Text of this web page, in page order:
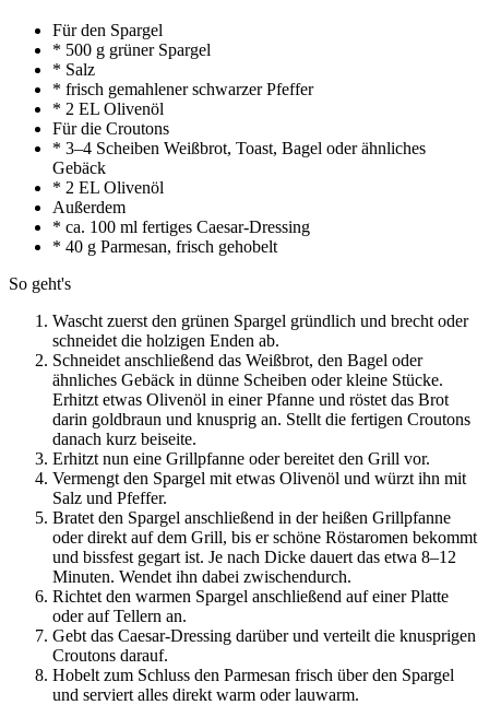
Für den Spargel
* 500 g grüner Spargel
* Salz
* frisch gemahlener schwarzer Pfeffer
* 2 EL Olivenöl
Für die Croutons
* 3–4 Scheiben Weißbrot, Toast, Bagel oder ähnliches
Gebäck
* 2 EL Olivenöl
Außerdem
* ca. 100 ml fertiges Caesar-Dressing
* 40 g Parmesan, frisch gehobelt
So geht's
Wascht zuerst den grünen Spargel gründlich und brecht oder
schneidet die holzigen Enden ab.
Schneidet anschließend das Weißbrot, den Bagel oder
ähnliches Gebäck in dünne Scheiben oder kleine Stücke.
Erhitzt etwas Olivenöl in einer Pfanne und röstet das Brot
darin goldbraun und knusprig an. Stellt die fertigen Croutons
danach kurz beiseite.
Erhitzt nun eine Grillpfanne oder bereitet den Grill vor.
Vermengt den Spargel mit etwas Olivenöl und würzt ihn mit
Salz und Pfeffer.
Bratet den Spargel anschließend in der heißen Grillpfanne
oder direkt auf dem Grill, bis er schöne Röstaromen bekommt
und bissfest gegart ist. Je nach Dicke dauert das etwa 8–12
Minuten. Wendet ihn dabei zwischendurch.
Richtet den warmen Spargel anschließend auf einer Platte
oder auf Tellern an.
Gebt das Caesar-Dressing darüber und verteilt die knusprigen
Croutons darauf.
Hobelt zum Schluss den Parmesan frisch über den Spargel
und serviert alles direkt warm oder lauwarm.